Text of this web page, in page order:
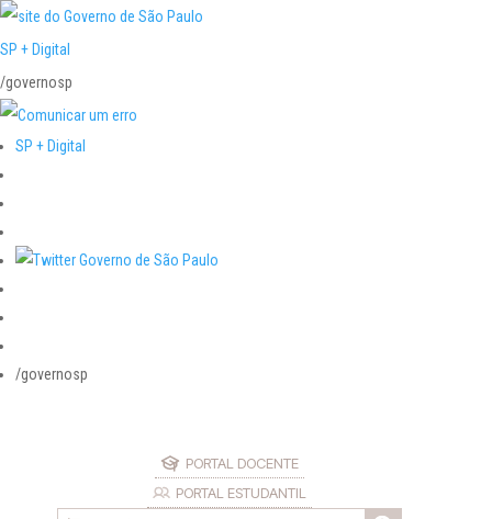
SP + Digital
/governosp
SP + Digital
/governosp
PORTAL DOCENTE
PORTAL ESTUDANTIL